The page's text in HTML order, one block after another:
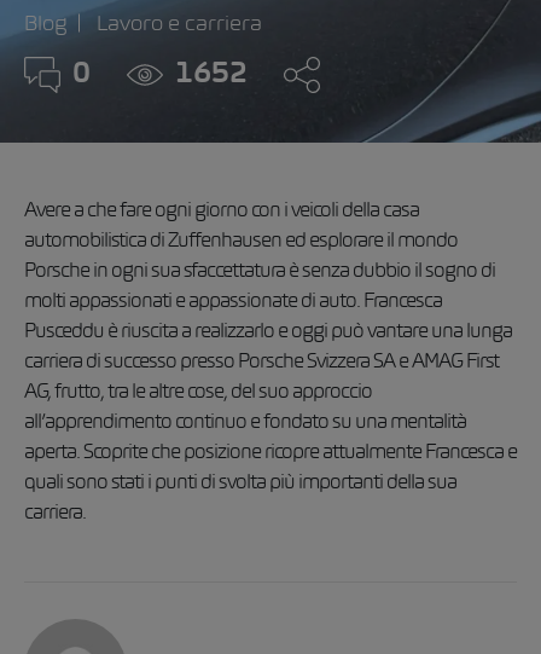
Blog Lavoro e carriera
0 1652
Avere a che fare ogni giorno con i veicoli della casa
automobilistica di Zuffenhausen ed esplorare il mondo
Porsche in ogni sua sfaccettatura è senza dubbio il sogno di
molti appassionati e appassionate di auto. Francesca
Pusceddu è riuscita a realizzarlo e oggi può vantare una lunga
carriera di successo presso Porsche Svizzera SA e AMAG First
AG, frutto, tra le altre cose, del suo approccio
all’apprendimento continuo e fondato su una mentalità
aperta. Scoprite che posizione ricopre attualmente Francesca e
quali sono stati i punti di svolta più importanti della sua
carriera.